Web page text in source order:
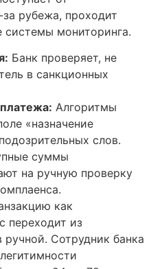
рубежа, проходит
системы мониторинга.
Банк проверяет, не
в санкционных
Алгоритмы
«назначение
слов.
суммы
на ручную проверку
как
переходит из
Сотрудник банка